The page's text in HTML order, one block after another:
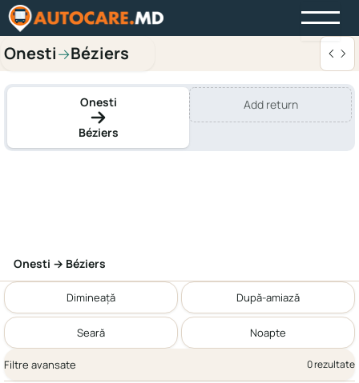
Onesti→Béziers
Onesti
Béziers
Add return
Onesti → Béziers
Dimineață După-amiază
Seară Noapte
Filtre avansate 0 rezultate